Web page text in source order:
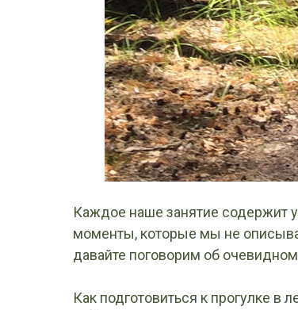
Каждое наше занятие содержит
моменты, которые мы не
давайте поговорим об
Как подготовиться к прогулке в